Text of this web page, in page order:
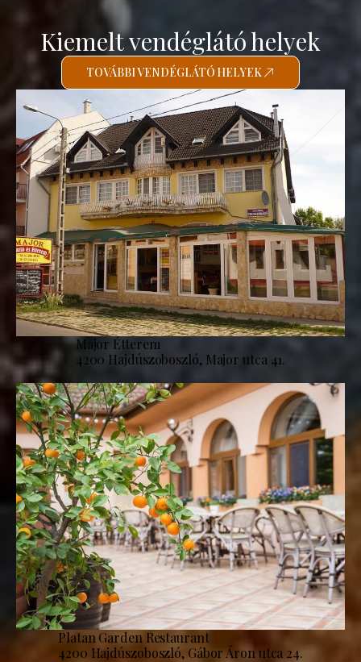
Kiemelt vendéglátó helyek
TOVÁBBI VENDÉGLÁTÓ HELYEK
Major Étterem
4200 Hajdúszoboszló, Major utca 41.
Platan Garden Restaurant
4200 Hajdúszoboszló, Gábor Áron utca 24.